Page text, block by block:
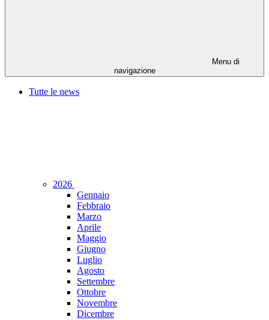
Menu di
navigazione
Tutte le news
2026
Gennaio
Febbraio
Marzo
Aprile
Maggio
Giugno
Luglio
Agosto
Settembre
Ottobre
Novembre
Dicembre